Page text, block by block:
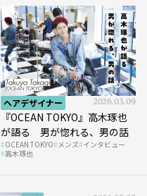
ヘアデザイナー 2026.03.09
『OCEAN TOKYO』高木琢也
が語る 男が惚れる、男の話
OCEAN TOKYO メンズ インタビュー
高木琢也